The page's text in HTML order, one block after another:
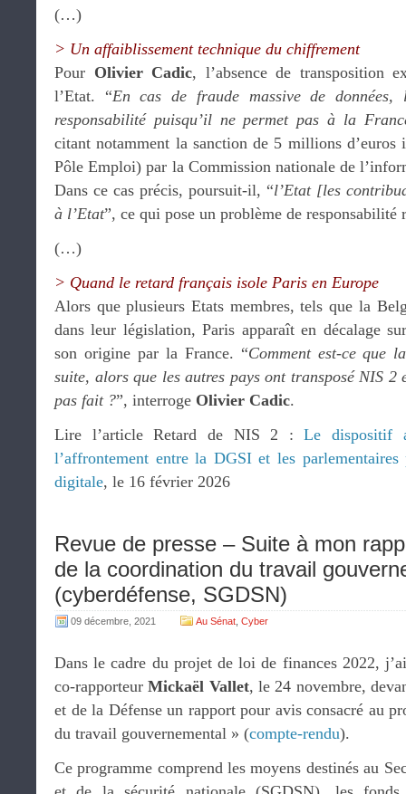
(…)
> Un affaiblissement technique du chiffrement
Pour Olivier Cadic, l’absence de transposition
l’Etat. “En cas de fraude massive de données,
responsabilité puisqu’il ne permet pas à la
citant notamment la sanction de 5 millions
Pôle Emploi) par la Commission nationale de
Dans ce cas précis, poursuit-il, “l’Etat [les
à l’Etat”, ce qui pose un problème de responsabilité
(…)
> Quand le retard français isole Paris en Europe
Alors que plusieurs Etats membres, tels que la
dans leur législation, Paris apparaît en décalage
son origine par la France. “Comment est-ce que
suite, alors que les autres pays ont transposé NIS 2
pas fait ?”, interroge Olivier Cadic.
Lire l’article Retard de NIS 2 :Le dispositif
l’affrontement entre la DGSI et les
digitale, le 16 février 2026
Revue de presse – Suite à mon
de la coordination du travail
(cyberdéfense, SGDSN)
09 décembre, 2021 Au Sénat Cyber
Dans le cadre du projet de loi de finances 2022,
co-rapporteurMickaël Vallet, le 24 novembre,
et de la Défense un rapport pour avis consacré au
du travail gouvernemental » (compte-rendu).
Ce programme comprend les moyens destinés au